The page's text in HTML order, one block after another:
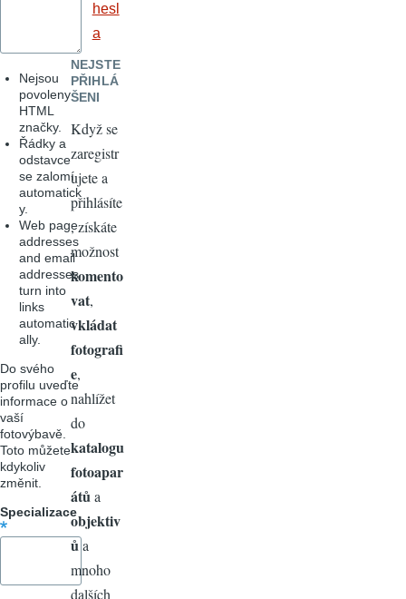
Nejsou
povoleny
HTML
značky.
Řádky a
odstavce
se zalomí
automatick
y.
Web page
addresses
and email
addresses
turn into
links
automatic
ally.
Do svého
profilu uveďte
informace o
vaší
fotovýbavě.
Toto můžete
kdykoliv
změnit.
Specializace
hesl
a
NEJSTE
PŘIHLÁ
ŠENI
Když se
zaregistr
ujete a
přihlásíte
, získáte
možnost
komento
vat,
vkládat
fotografi
e,
nahlížet
do
katalogu
fotoapar
átů a
objektiv
ůa
mnoho
dalších